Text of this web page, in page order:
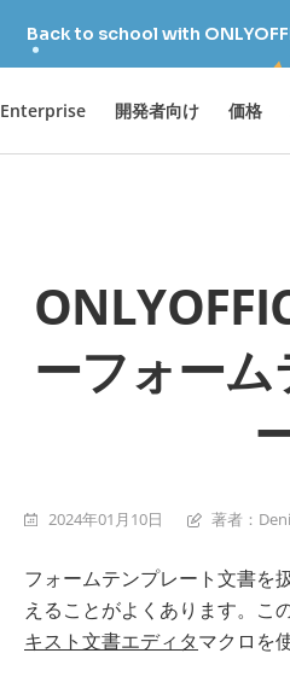
Back to school with
Enterprise 開発者向け 価格
ーフォー
2024年01月10日 著者：
フォームテンプレート文書を
えることがよくあります。こ
キスト文書エディタマクロを